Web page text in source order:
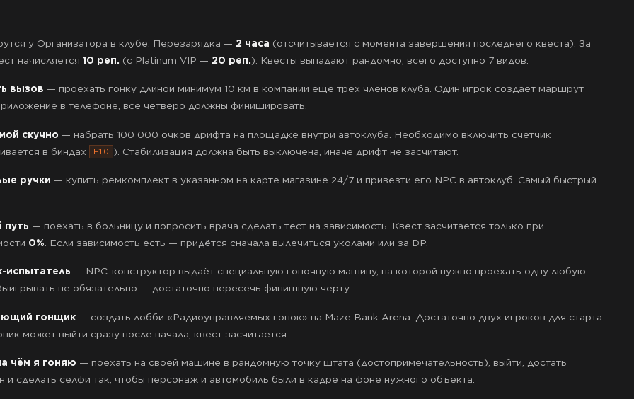
у Организатора в клубе. Перезарядка — 2 часа (отсчитывается с момента завершения последнего квеста). За
начисляется 10 реп. (с Platinum VIP — 20 реп.). Квесты выпадают рандомно, всего доступно 7 видов:
вызов — проехать гонку длиной минимум 10 км в компании ещё трёх членов клуба. Один игрок создаёт маршрут
в телефоне, все четверо должны финишировать.
скучно — набрать 100 000 очков дрифта на площадке внутри автоклуба. Необходимо включить счётчик
в биндах
F10 ). Стабилизация должна быть выключена, иначе дрифт не засчитают.
ручки — купить ремкомплект в указанном на карте магазине 24/7 и привезти его NPC в автоклуб. Самый быстрый
путь — поехать в больницу и попросить врача сделать тест на зависимость. Квест засчитается только при
0% . Если зависимость есть — придётся сначала вылечиться уколами или за DP.
испытатель — NPC-конструктор выдаёт специальную гоночную машину, на которой нужно проехать одну любую
не обязательно — достаточно пересечь финишную черту.
гонщик — создать лобби «Радиоуправляемых гонок» на Maze Bank Arena. Достаточно двух игроков для старта
может выйти сразу после начала, квест засчитается.
чём я гоняю — поехать на своей машине в рандомную точку штата (достопримечательность), выйти, достать
и сделать селфи так, чтобы персонаж и автомобиль были в кадре на фоне нужного объекта.